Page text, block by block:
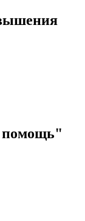
помощь"